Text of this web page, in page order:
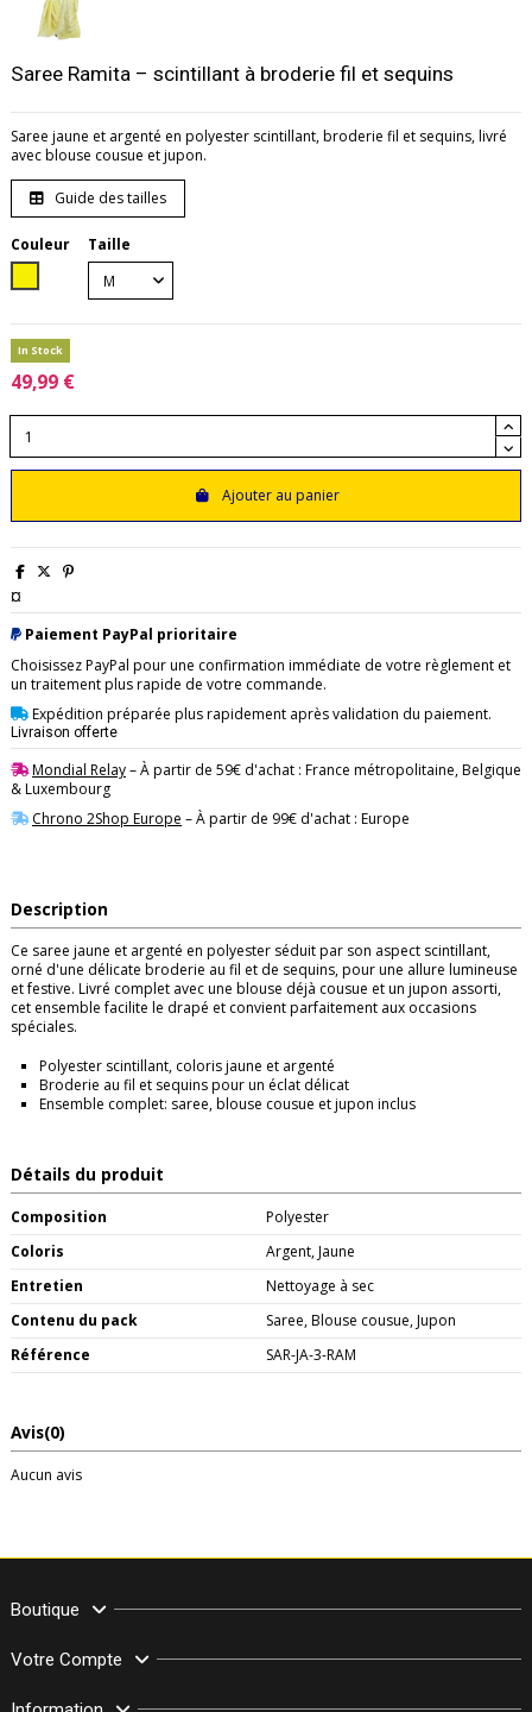
Saree Ramita – scintillant à broderie fil et sequins
Saree jaune et argenté en polyester scintillant, broderie fil et sequins, livré
avec blouse cousue et jupon.
Guide des tailles
Couleur
Taille
In Stock
49,99 €
Ajouter au panier
¤
Paiement PayPal prioritaire
Choisissez PayPal pour une confirmation immédiate de votre règlement et
un traitement plus rapide de votre commande.
Expédition préparée plus rapidement après validation du paiement.
Livraison offerte
Mondial Relay– À partir de 59€ d'achat : France métropolitaine, Belgique
& Luxembourg
Chrono 2Shop Europe – À partir de 99€ d'achat : Europe
Description
Ce saree jaune et argenté en polyester séduit par son aspect scintillant,
orné d'une délicate broderie au fil et de sequins, pour une allure lumineuse
et festive. Livré complet avec une blouse déjà cousue et un jupon assorti,
cet ensemble facilite le drapé et convient parfaitement aux occasions
spéciales.
Polyester scintillant, coloris jaune et argenté
Broderie au fil et sequins pour un éclat délicat
Ensemble complet: saree, blouse cousue et jupon inclus
Détails du produit
Composition
Polyester
Coloris
Argent, Jaune
Entretien
Nettoyage à sec
Contenu du pack
Saree, Blouse cousue, Jupon
Référence
SAR-JA-3-RAM
Avis(0)
Aucun avis
Boutique
Votre Compte